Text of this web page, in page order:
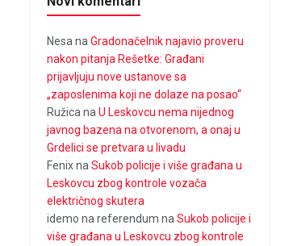
Nesa naGradonačelnik najavio proveru
nakon pitanja Rešetke: Građani
prijavljuju nove ustanove sa
„zaposlenima koji ne dolaze na posao“
Ružica naU Leskovcu nema nijednog
javnog bazena na otvorenom, a onaj u
Grdelici se pretvara u livadu
FenixnaSukob policije i više građana u
Leskovcu zbog kontrole vozača
električnog skutera
idemo na referendum naSukob policije i
više građana u Leskovcu zbog kontrole